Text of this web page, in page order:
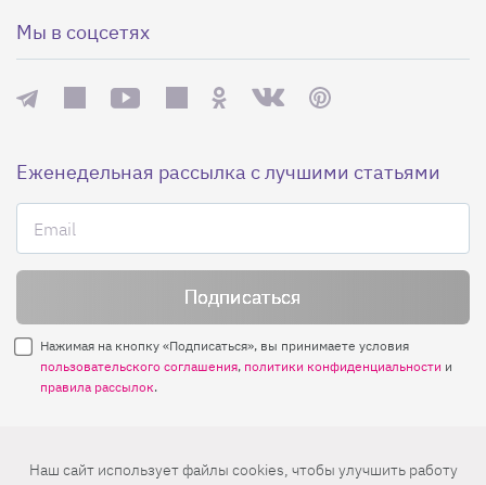
Мы в соцсетях
Еженедельная рассылка с лучшими статьями
Нажимая на кнопку «Подписаться», вы принимаете условия
пользовательского соглашения, политики конфиденциальности и
правила рассылок.
Нашли ошибку? Выделите ее и нажмите
Наш сайт использует файлы cookies, чтобы улучшить работу